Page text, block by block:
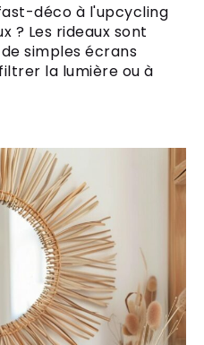
déco à l'upcycling
? Les rideaux sont
simples écrans
la lumière ou à